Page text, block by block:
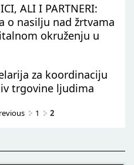
ALI I PARTNERI:
o nasilju nad žrtvama
okruženju u
za koordinaciju
trgovine ljudima
1 2